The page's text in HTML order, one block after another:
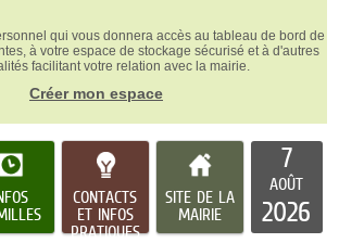
qui vous donnera accès au tableau de bord de
à votre espace de stockage sécurisé et à d'autres
facilitant votre relation avec la mairie.
Créer mon espace
CONTACTS
ET INFOS
PRATIQUES
SITE DE LA
MAIRIE
7
AOÛT
2026